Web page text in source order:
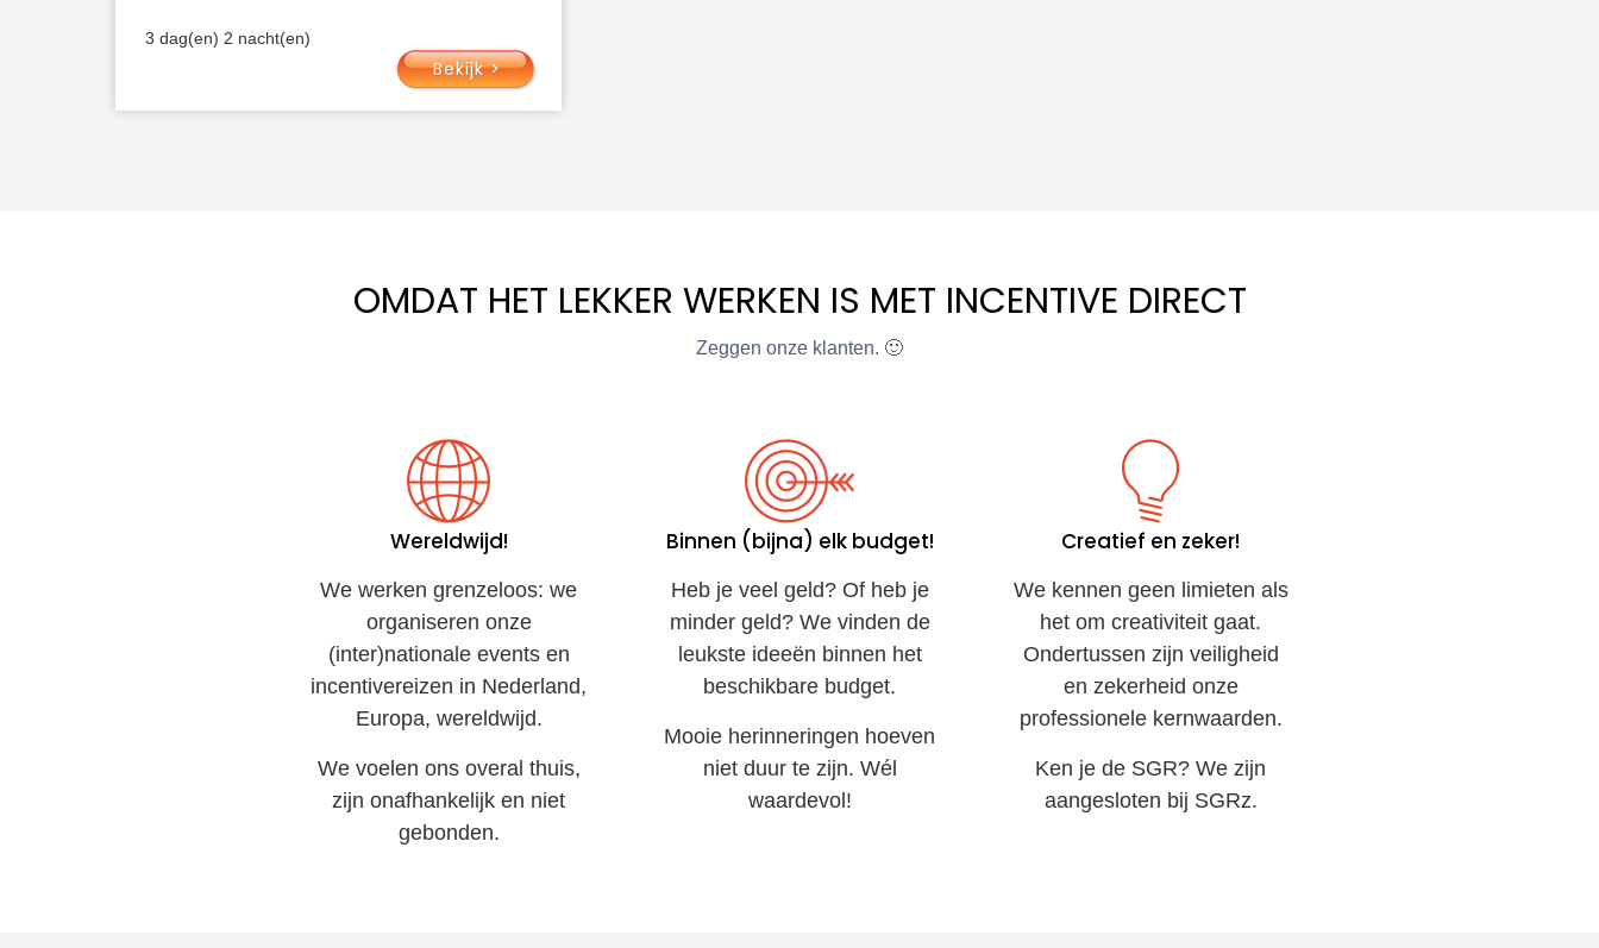
3 dag(en) 2 nacht(en)
OMDAT HET LEKKER WERKEN IS MET INCENTIVE DIRECT
Zeggen onze klanten. 🙂
Wereldwijd!
We werken grenzeloos: we
organiseren onze
(inter)nationale events en
incentivereizen in Nederland,
Europa, wereldwijd.
We voelen ons overal thuis,
zijn onafhankelijk en niet
gebonden.
Binnen (bijna) elk budget!
Heb je veel geld? Of heb je
minder geld? We vinden de
leukste ideeën binnen het
beschikbare budget.
Mooie herinneringen hoeven
niet duur te zijn. Wél
waardevol!
Creatief en zeker!
We kennen geen limieten als
het om creativiteit gaat.
Ondertussen zijn veiligheid
en zekerheid onze
professionele kernwaarden.
Ken je de SGR? We zijn
aangesloten bij SGRz.